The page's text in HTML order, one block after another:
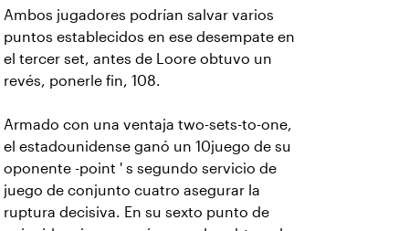
Ambos jugadores podrían salvar varios
puntos establecidos en ese desempate en
el tercer set, antes de Loore obtuvo un
revés, ponerle fin, 108.
Armado con una ventaja two-sets-to-one,
el estadounidense ganó un 10juego de su
oponente -point ' s segundo servicio de
juego de conjunto cuatro asegurar la
ruptura decisiva. En su sexto punto de